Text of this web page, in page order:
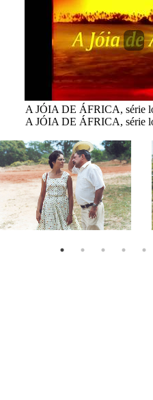
A JÓIA DE ÁFRICA, série
A JÓIA DE ÁFRICA, série